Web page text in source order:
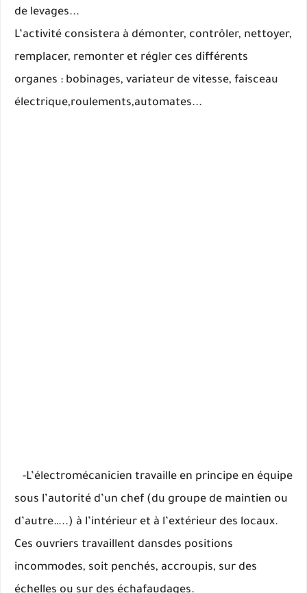
de levages...
L’activité consistera à démonter, contrôler, nettoyer,
remplacer, remonter et régler ces différents
organes : bobinages, variateur de vitesse, faisceau
électrique,roulements,automates...
-L’électromécanicien travaille en principe en équipe
sous l’autorité d’un chef (du groupe de maintien ou
d’autre…..) à l’intérieur et à l’extérieur des locaux.
Ces ouvriers travaillent dansdes positions
incommodes, soit penchés, accroupis, sur des
échelles ou sur des échafaudages.